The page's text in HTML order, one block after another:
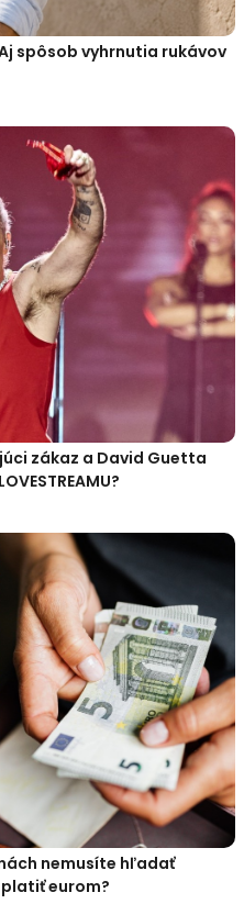
spôsob vyhrnutia rukávov
zákaz a David Guetta
nemusíte hľadať
eurom?